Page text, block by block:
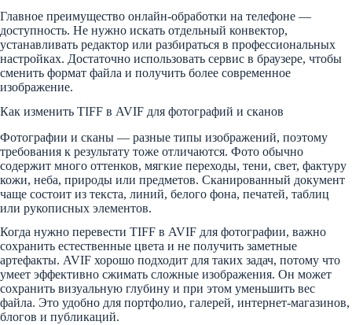
Главное преимущество онлайн-обработки на телефоне —
доступность. Не нужно искать отдельный конвектор,
устанавливать редактор или разбираться в профессиональных
настройках. Достаточно использовать сервис в браузере, чтобы
сменить формат файла и получить более современное
изображение.
Как изменить TIFF в AVIF для фотографий и сканов
Фотографии и сканы — разные типы изображений, поэтому
требования к результату тоже отличаются. Фото обычно
содержит много оттенков, мягкие переходы, тени, свет, фактуру
кожи, неба, природы или предметов. Сканированный документ
чаще состоит из текста, линий, белого фона, печатей, таблиц
или рукописных элементов.
Когда нужно перевести TIFF в AVIF для фотографии, важно
сохранить естественные цвета и не получить заметные
артефакты. AVIF хорошо подходит для таких задач, потому что
умеет эффективно сжимать сложные изображения. Он может
сохранить визуальную глубину и при этом уменьшить вес
файла. Это удобно для портфолио, галерей, интернет-магазинов,
блогов и публикаций.